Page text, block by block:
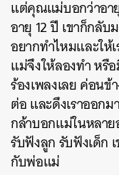
แต่คุณแม่บอกว่าอา
อายุ 12 ปี เขาก็กลั
อยากทำไหมและให้
แม่จึงให้ลองทำ หรื
ร้องเพลงเลย ค่อน
ต่อ และดึงเราออก
กล้าบอกแม่ในหลา
รับฟังลูก รับฟังเด็ก
กับพ่อแม่